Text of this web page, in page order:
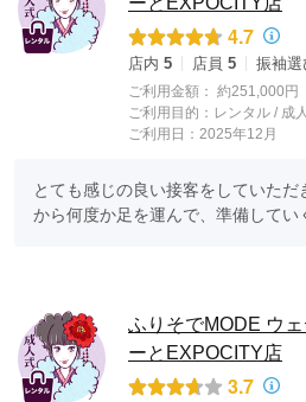
4.7
店内 5 店員 5 振袖選
ご利用金額： 約251,000円
ご利用目的： レンタル / 成
ご利用日：2025年12月
とても感じの良い接客をしていた
から何度か足を運んで、準備してい
ふりそでMODE ウ
ーとEXPOCITY店
3.7